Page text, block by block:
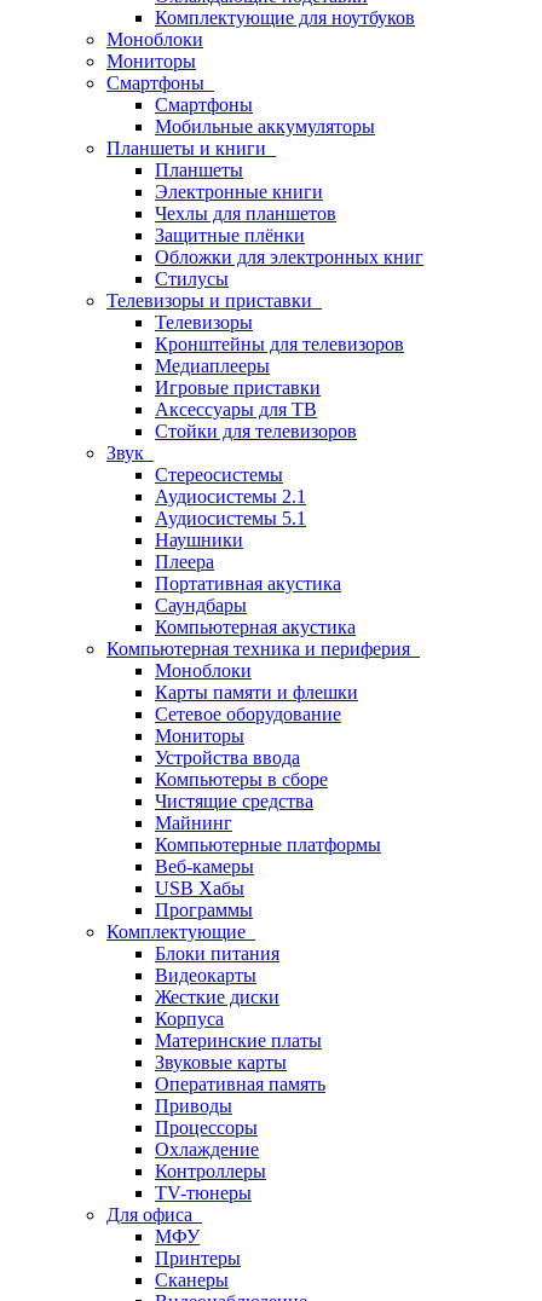
Комплектующие для ноутбуков
Моноблоки
Мониторы
Смартфоны
Смартфоны
Мобильные аккумуляторы
Планшеты и книги
Планшеты
Электронные книги
Чехлы для планшетов
Защитные плёнки
Обложки для электронных книг
Стилусы
Телевизоры и приставки
Телевизоры
Кронштейны для телевизоров
Медиаплееры
Игровые приставки
Аксессуары для ТВ
Стойки для телевизоров
Звук
Стереосистемы
Аудиосистемы 2.1
Аудиосистемы 5.1
Наушники
Плеера
Портативная акустика
Саундбары
Компьютерная акустика
Компьютерная техника и периферия
Моноблоки
Карты памяти и флешки
Сетевое оборудование
Мониторы
Устройства ввода
Компьютеры в сборе
Чистящие средства
Майнинг
Компьютерные платформы
Веб-камеры
USB Хабы
Программы
Комплектующие
Блоки питания
Видеокарты
Жесткие диски
Корпуса
Материнские платы
Звуковые карты
Оперативная память
Приводы
Процессоры
Охлаждение
Контроллеры
TV-тюнеры
Для офиса
МФУ
Принтеры
Сканеры